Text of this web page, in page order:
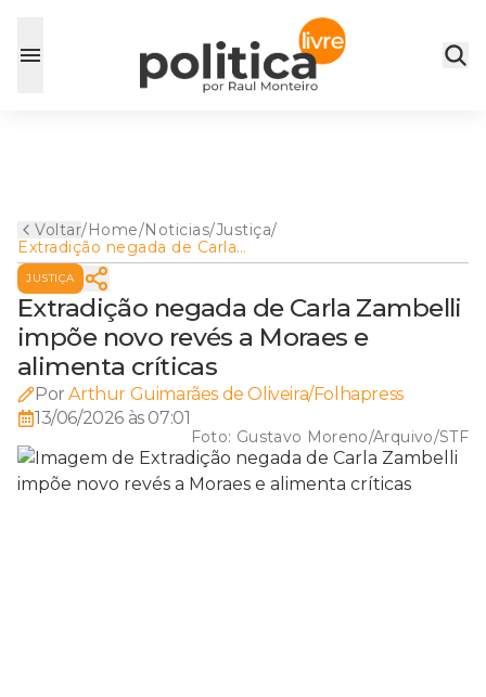
Voltar/Home/Noticias/Justiça/
Extradição negada de Carla
Zambelli impõe novo revés a
Moraes e alimenta críticas
JUSTIÇA
Extradição negada de Carla Zambelli
impõe novo revés a Moraes e
alimenta críticas
Por Arthur Guimarães de Oliveira/Folhapress
13/06/2026 às 07:01
Foto: Gustavo Moreno/Arquivo/STF